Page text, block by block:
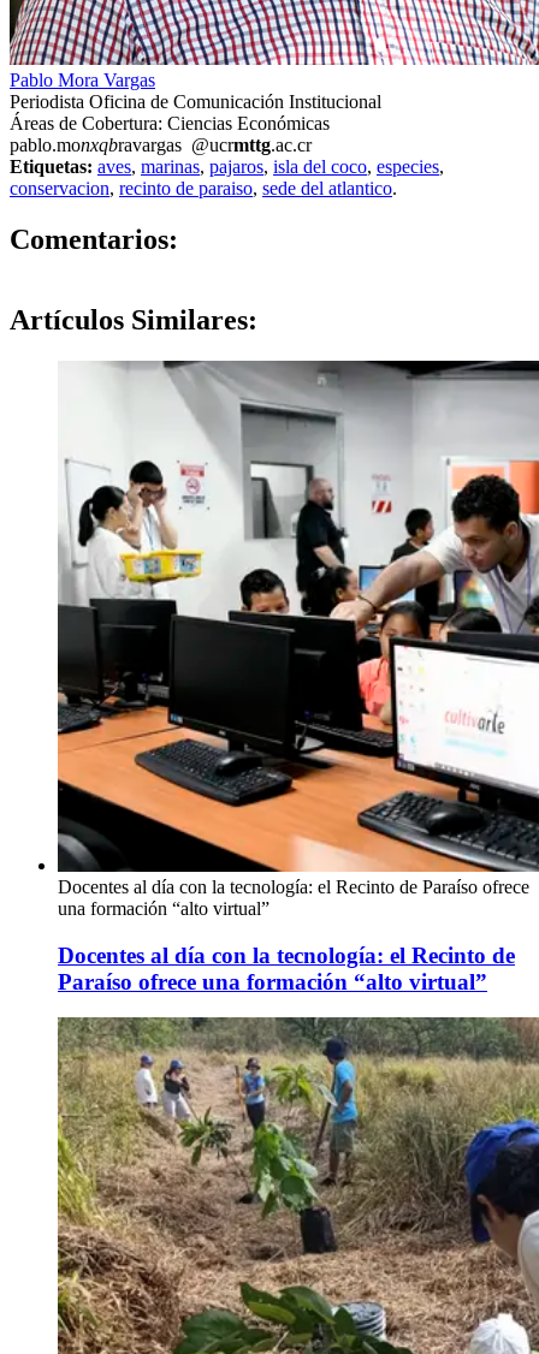
Pablo Mora Vargas
Periodista Oficina de Comunicación Institucional
Áreas de Cobertura: Ciencias Económicas
pablo.monxqbravargas @ucrmttg.ac.cr
Etiquetas: aves, marinas, pajaros, isla del coco, especies,
conservacion, recinto de paraiso, sede del atlantico.
Comentarios:
Artículos Similares:
Docentes al día con la tecnología: el Recinto de Paraíso ofrece
una formación “alto virtual”
Docentes al día con la tecnología: el Recinto de
Paraíso ofrece una formación “alto virtual”